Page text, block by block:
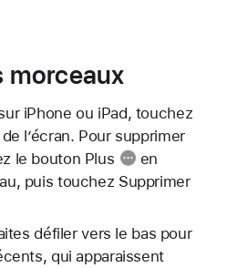
morceaux
iPhone ou iPad, touchez
l’écran. Pour supprimer
le bouton Plus
en
puis touchez Supprimer
défiler vers le bas pour
qui apparaissent